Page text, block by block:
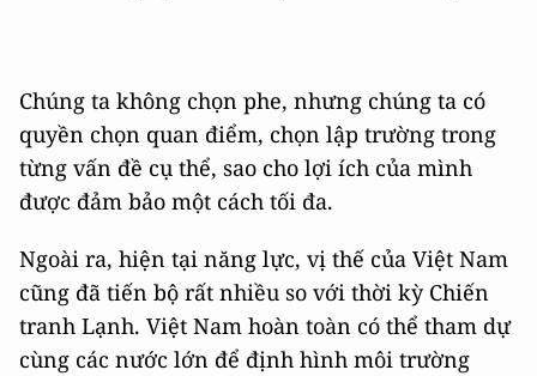
Chúng ta không chọn phe, nhưng chúng ta có
quyền chọn quan điểm, chọn lập trường trong
từng vấn đề cụ thể, sao cho lợi ích của mình
được đảm bảo một cách tối đa.
Ngoài ra, hiện tại năng lực, vị thế của Việt Nam
cũng đã tiến bộ rất nhiều so với thời kỳ Chiến
tranh Lạnh. Việt Nam hoàn toàn có thể tham dự
cùng các nước lớn để định hình môi trường